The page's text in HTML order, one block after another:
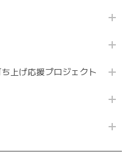
上げ応援プロジェクト